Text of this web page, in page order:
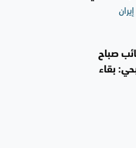
إيران علىإيران
صباح
بقاء